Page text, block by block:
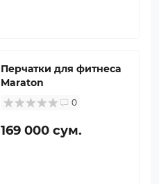
Перчатки для фитнеса
Maraton
0
169 000 сум.